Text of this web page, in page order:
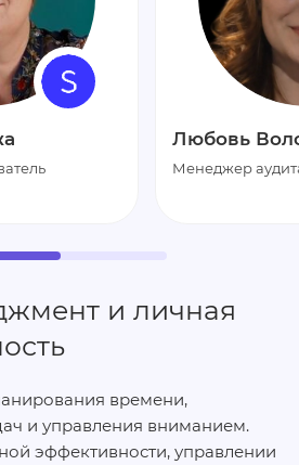
Любовь
Менеджер
и личная
времени,
и управления вниманием.
эффективности, управлении